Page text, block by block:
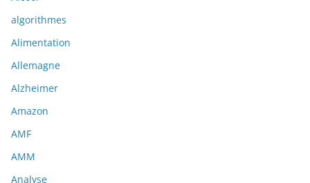
algorithmes
Alimentation
Allemagne
Alzheimer
Amazon
AMF
AMM
Analyse